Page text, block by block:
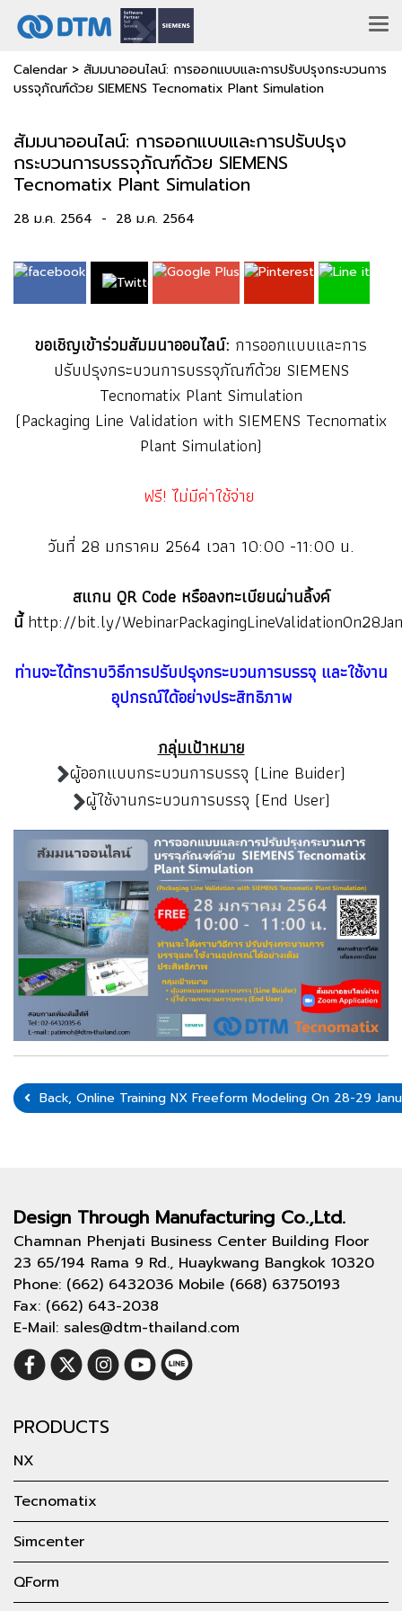
Calendar > สัมมนาออนไลน์: การออกแบบและการปรับปรุงกระบวนการ
บรรจุภัณฑ์ด้วย SIEMENS Tecnomatix Plant Simulation
สัมมนาออนไลน์: การออกแบบและการปรับปรุง
กระบวนการบรรจุภัณฑ์ด้วย SIEMENS
Tecnomatix Plant Simulation
28 ม.ค. 2564 - 28 ม.ค. 2564
ขอเชิญเข้าร่วมสัมมนาออนไลน์: การออกแบบและการ
ปรับปรุงกระบวนการบรรจุภัณฑ์ด้วย SIEMENS
Tecnomatix Plant Simulation
(Packaging Line Validation with SIEMENS Tecnomatix
Plant Simulation)
ฟรี! ไม่มีค่าใช้จ่าย
วันที่ 28 มกราคม 2564 เวลา 10:00 -11:00 น.
สแกน QR Code หรือลงทะเบียนผ่านลิ้งค์
นี้http://bit.ly/
ท่านจะได้ทราบวิธีการปรับปรุงกระบวนการบรรจุ และใช้งาน
อุปกรณ์ได้อย่างประสิทธิภาพ
กลุ่มเป้าหมาย
ผู้ออกแบบกระบวนการบรรจุ (Line Buider)
ผู้ใช้งานกระบวนการบรรจุ (End User)
Back, Online Training NX Freeform Modeling On 28-29
Design Through Manufacturing Co.,Ltd.
Chamnan Phenjati Business Center Building Floor
23 65/194 Rama 9 Rd., Huaykwang Bangkok 10320
Phone: (662) 6432036 Mobile (668) 63750193
Fax: (662) 643-2038
E-Mail: sales@dtm-thailand.com
PRODUCTS
NX
Tecnomatix
Simcenter
QForm